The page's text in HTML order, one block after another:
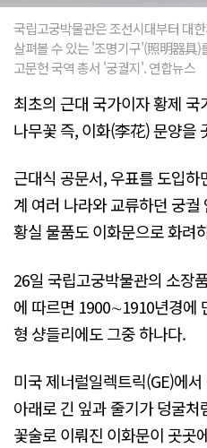
국립고궁박물관은 조선시대부터 대
살펴볼 수 있는 '조명기구'(照明器具)
고문헌 국역 총서 '궁궐지'. 연합뉴스
최초의 근대 국가이자 황제
나무꽃 즉, 이화(李花) 문양을
근대식 공문서, 우표를 도입
계 여러 나라와 교류하던 궁
황실 물품도 이화문으로 화려
26일 국립고궁박물관의 소장
에 따르면 1900∼1910년경에
형 샹들리에도 그중 하나다.
미국 제너럴일렉트릭(GE)에
아래로 긴 잎과 줄기가 덩굴
꽃술로 이뤄진 이화문이 곳곳